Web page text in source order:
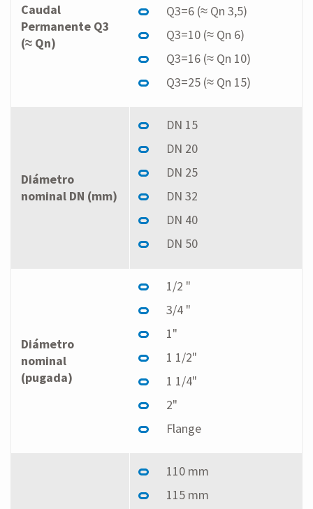
Caudal
Permanente Q3
(≈ Qn)
Q3=6 (≈ Qn 3,5)
Q3=10 (≈ Qn 6)
Q3=16 (≈ Qn 10)
Q3=25 (≈ Qn 15)
Diámetro
nominal DN (mm)
DN 15
DN 20
DN 25
DN 32
DN 40
DN 50
Diámetro
nominal
(pugada)
1/2 "
3/4 "
1"
1 1/2"
1 1/4"
2"
Flange
110 mm
115 mm